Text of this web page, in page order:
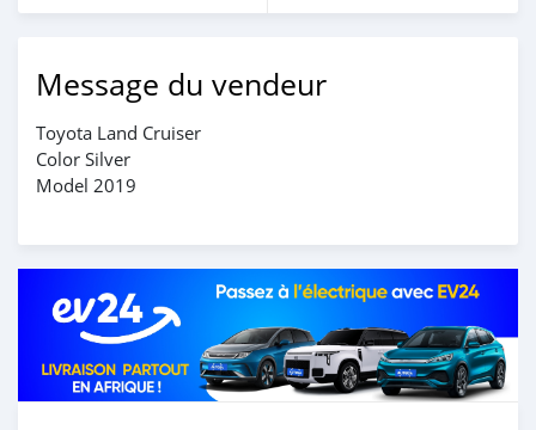
Message du vendeur
Toyota Land Cruiser
Color Silver
Model 2019